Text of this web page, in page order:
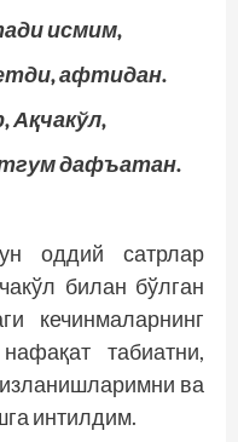
исмим,
афтидан.
Ақчакўл,
дафъатан.
оддий сатрлар
билан бўлган
кечинмаларнинг
табиатни,
ва
интилдим.